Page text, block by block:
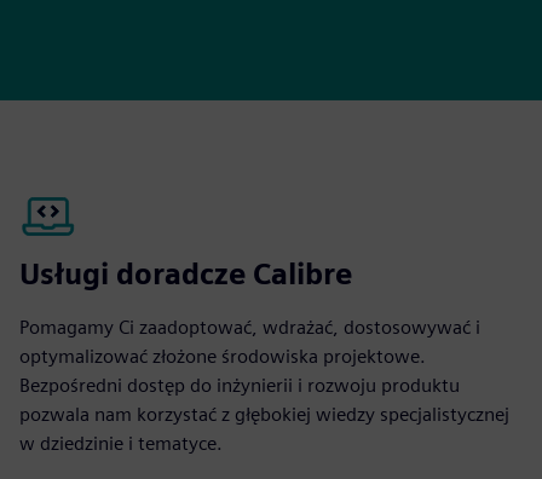
Usługi doradcze Calibre
Pomagamy Ci zaadoptować, wdrażać, dostosowywać i
optymalizować złożone środowiska projektowe.
Bezpośredni dostęp do inżynierii i rozwoju produktu
pozwala nam korzystać z głębokiej wiedzy specjalistycznej
w dziedzinie i tematyce.